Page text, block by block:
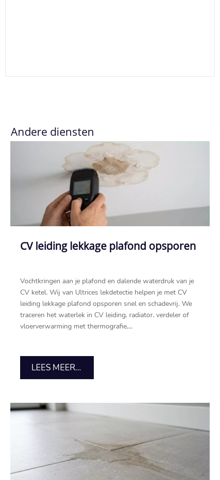
Andere diensten
CV leiding lekkage plafond opsporen
Vochtkringen aan je plafond en dalende waterdruk van je
CV ketel.​ Wij van Ultrices lekdetectie helpen je met CV
leiding lekkage plafond opsporen snel en schadevrij.​ We
traceren het waterlek in CV leiding, radiator, verdeler of
vloerverwarming met thermografie,...
LEES MEER...